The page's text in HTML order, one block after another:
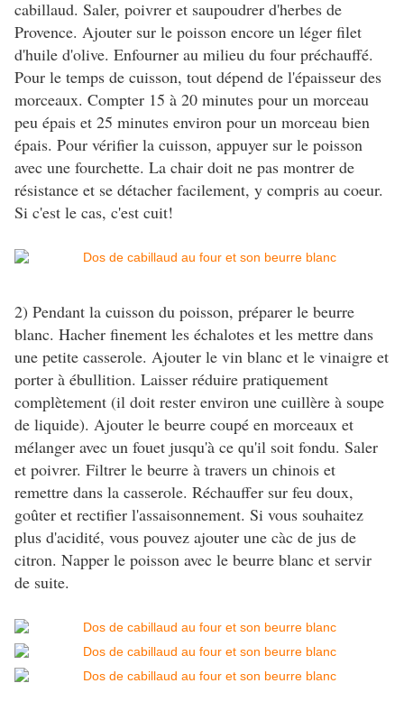
cabillaud. Saler, poivrer et saupoudrer d'herbes de
Provence. Ajouter sur le poisson encore un léger filet
d'huile d'olive. Enfourner au milieu du four préchauffé.
Pour le temps de cuisson, tout dépend de l'épaisseur des
morceaux. Compter 15 à 20 minutes pour un morceau
peu épais et 25 minutes environ pour un morceau bien
épais. Pour vérifier la cuisson, appuyer sur le poisson
avec une fourchette. La chair doit ne pas montrer de
résistance et se détacher facilement, y compris au coeur.
Si c'est le cas, c'est cuit!
2) Pendant la cuisson du poisson, préparer le beurre
blanc. Hacher finement les échalotes et les mettre dans
une petite casserole. Ajouter le vin blanc et le vinaigre et
porter à ébullition. Laisser réduire pratiquement
complètement (il doit rester environ une cuillère à soupe
de liquide). Ajouter le beurre coupé en morceaux et
mélanger avec un fouet jusqu'à ce qu'il soit fondu. Saler
et poivrer. Filtrer le beurre à travers un chinois et
remettre dans la casserole. Réchauffer sur feu doux,
goûter et rectifier l'assaisonnement. Si vous souhaitez
plus d'acidité, vous pouvez ajouter une càc de jus de
citron. Napper le poisson avec le beurre blanc et servir
de suite.